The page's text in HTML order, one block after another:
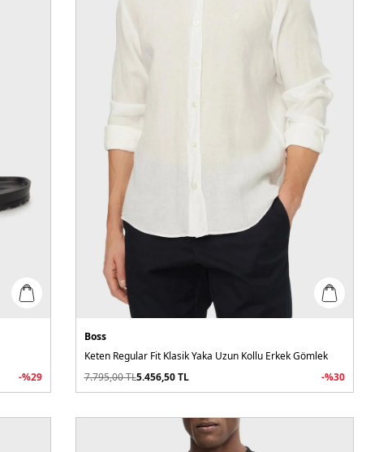
-%29
Boss
Keten Regular Fit Klasik Yaka Uzun Kollu Erkek Gömlek
7.795,00TL5.456,50TL -%30